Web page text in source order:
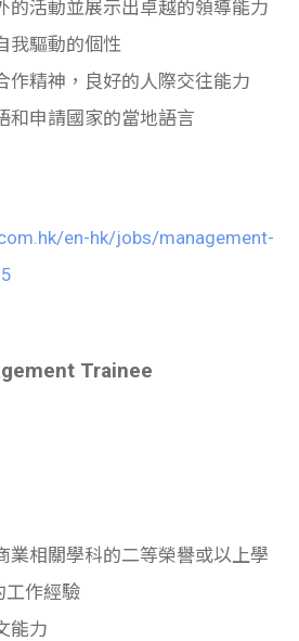
的活動並展示出卓越的領導能力
我驅動的個性
作精神，良好的人際交往能力
和申請國家的當地語言
en-hk/jobs/management-
Trainee
業相關學科的二等榮譽或以上學
工作經驗
能力